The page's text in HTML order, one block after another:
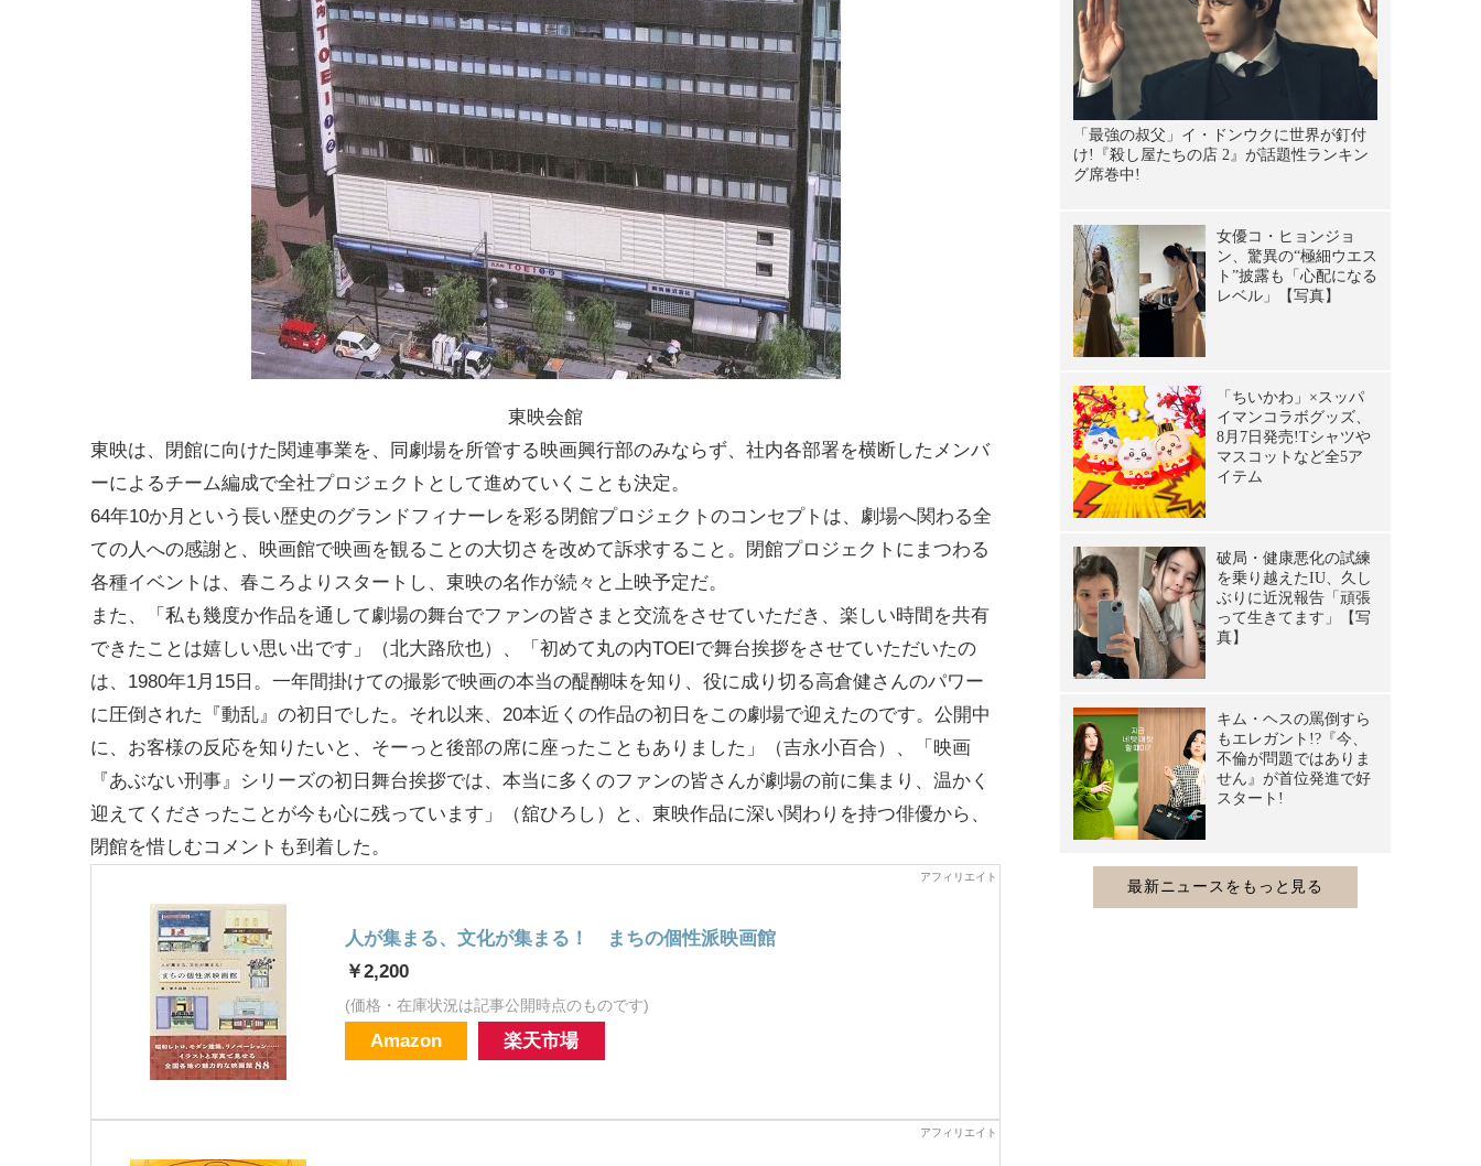
東映会館
東映は、閉館に向けた関連事業を、同劇場を所管する映画興行部のみならず、社内各部署を横断したメンバ
ーによるチーム編成で全社プロジェクトとして進めていくことも決定。
64年10か月という長い歴史のグランドフィナーレを彩る閉館プロジェクトのコンセプトは、劇場へ関わる全
ての人への感謝と、映画館で映画を観ることの大切さを改めて訴求すること。閉館プロジェクトにまつわる
各種イベントは、春ころよりスタートし、東映の名作が続々と上映予定だ。
また、「私も幾度か作品を通して劇場の舞台でファンの皆さまと交流をさせていただき、楽しい時間を共有
できたことは嬉しい思い出です」（北大路欣也）、「初めて丸の内TOEIで舞台挨拶をさせていただいたの
は、1980年1月15日。一年間掛けての撮影で映画の本当の醍醐味を知り、役に成り切る高倉健さんのパワー
に圧倒された『動乱』の初日でした。それ以来、20本近くの作品の初日をこの劇場で迎えたのです。公開中
に、お客様の反応を知りたいと、そーっと後部の席に座ったこともありました」（吉永小百合）、「映画
『あぶない刑事』シリーズの初日舞台挨拶では、本当に多くのファンの皆さんが劇場の前に集まり、温かく
迎えてくださったことが今も心に残っています」（舘ひろし）と、東映作品に深い関わりを持つ俳優から、
閉館を惜しむコメントも到着した。
人が集まる、文化が集まる！ まちの個性派映画館
￥2,200
(価格・在庫状況は記事公開時点のものです)
Amazon 楽天市場